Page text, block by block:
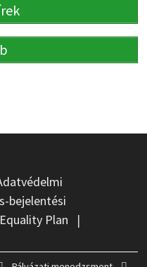
bejelentési
Plan |